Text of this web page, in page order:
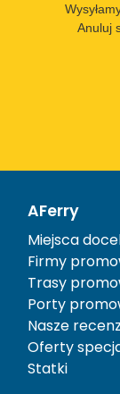
Anuluj
AFerry
Miejsca
Firmy
Trasy
Porty
Nasze
Oferty
Statki